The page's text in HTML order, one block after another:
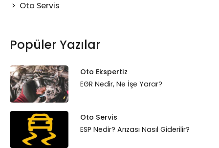
Oto Servis
Popüler Yazılar
Oto Ekspertiz
EGR Nedir, Ne İşe Yarar?
Oto Servis
ESP Nedir? Arızası Nasıl Giderilir?